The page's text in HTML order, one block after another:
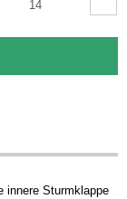
14
innere Sturmklappe